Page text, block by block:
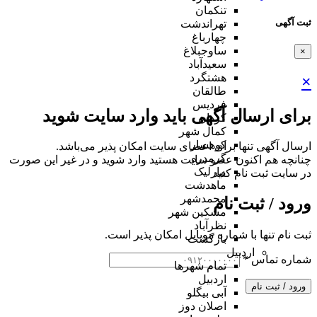
ثبت آگهی
×
×
برای ارسال آگهی باید وارد سایت شوید
ارسال آگهی تنها برای اعضای سایت امکان پذیر می‌باشد.
چنانچه هم‌ اکنون عضو سایت هستید وارد شوید و در غیر این صورت
در سایت ثبت نام کنید
ورود / ثبت نام
ثبت نام تنها با شماره موبایل امکان پذیر است.
شماره تماس*
ورود / ثبت نام
تنکمان
تهراندشت
چهارباغ
ساوجبلاغ
سعیدآباد
هشتگرد
طالقان
فردیس
کردان
کمال شهر
کوهسار
گرمدره
مارلیک
ماهدشت
محمدشهر
مشکین شهر
نظرآباد
بازگشت
اردبیل
تمام شهر‌ها
اردبیل
آبی بیگلو
اصلان دوز